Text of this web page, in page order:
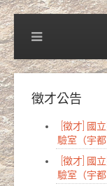
徵才公告
[徵才] 國
驗室（宇
[徵才] 國
驗室（宇